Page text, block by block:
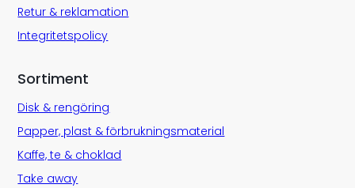
Retur & reklamation
Integritetspolicy
Sortiment
Disk & rengöring
Papper, plast & förbrukningsmaterial
Kaffe, te & choklad
Take away